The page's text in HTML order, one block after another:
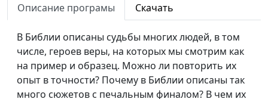
Быть принципиальным
Павел Жуков,
Единый Бог и нет иного
Павел Жуков,
священнослужитель
#60
Есть ли будущее у
Павел Жуков,
#59
Описание програмы Скачать
В Библии описаны судьбы многих людей, в том
числе, героев веры, на которых мы смотрим как
на пример и образец. Можно ли повторить их
опыт в точности? Почему в Библии описаны так
много сюжетов с печальным финалом? В чем их